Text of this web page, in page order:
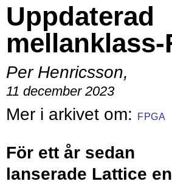
Uppdaterad
mellanklass-
Per Henricsson,
11 december 2023
FPGA
För ett år sedan
lanserade Lattice en